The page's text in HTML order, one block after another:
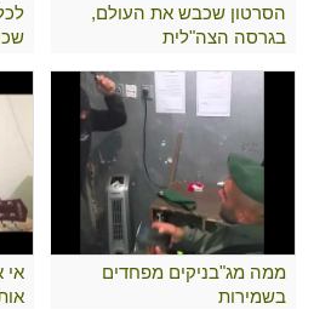
הסרטון שכבש את העולם,
בגרסה הצה"לית
ממה מג"בניקים מפחדים
בשמירות
אי